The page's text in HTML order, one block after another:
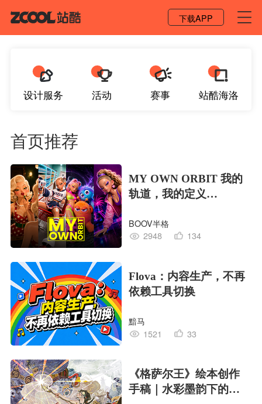
下载APP
设计服务 活动 赛事 站酷海洛
首页推荐
MY OWN ORBIT 我的
轨道，我的定义
对
BOOV半格
2948
134
Flova：内容生产，不再
依赖工具切换
黯马
1521
33
《格萨尔王》绘本创作
手稿｜水彩墨韵下的史